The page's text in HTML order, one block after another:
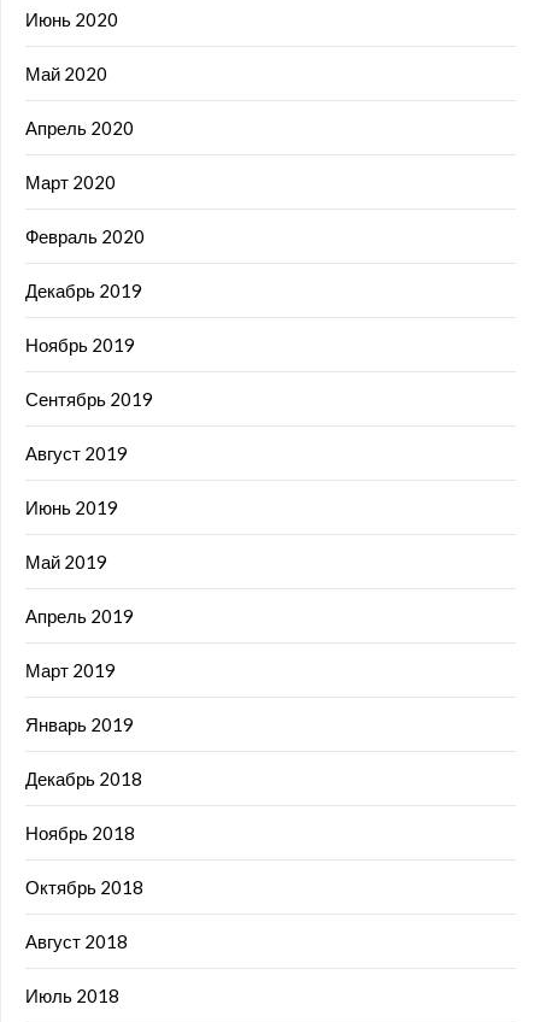
Июнь 2020
Май 2020
Апрель 2020
Март 2020
Февраль 2020
Декабрь 2019
Ноябрь 2019
Сентябрь 2019
Август 2019
Июнь 2019
Май 2019
Апрель 2019
Март 2019
Январь 2019
Декабрь 2018
Ноябрь 2018
Октябрь 2018
Август 2018
Июль 2018